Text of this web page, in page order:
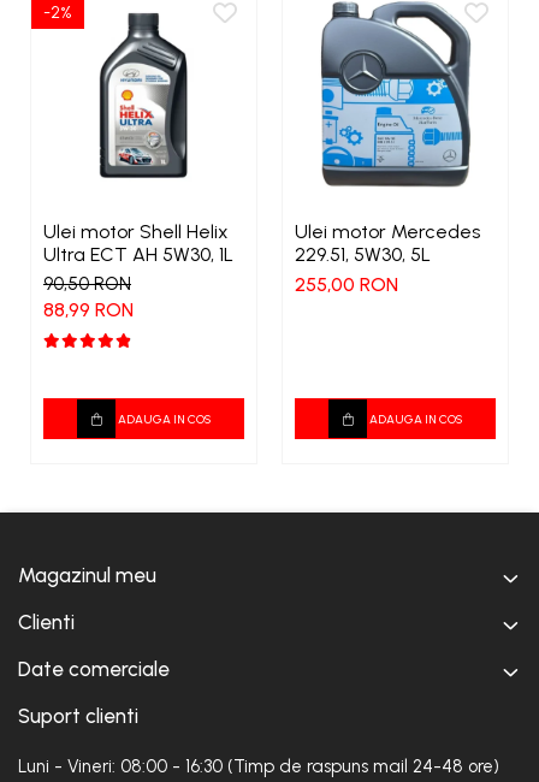
-2%
Ulei motor Shell Helix
Ultra ECT AH 5W30, 1L
90,50 RON
88,99 RON
ADAUGA IN COS
Ulei motor Mercedes
229.51, 5W30, 5L
255,00 RON
ADAUGA IN COS
Magazinul meu
Clienti
Date comerciale
Suport clienti
Luni - Vineri: 08:00 - 16:30 (Timp de raspuns mail 24-48 ore)